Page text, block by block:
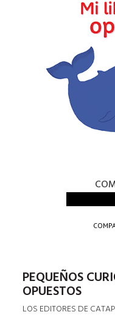
PEQUEÑOS
OPUESTOS
LOS EDITORES DE